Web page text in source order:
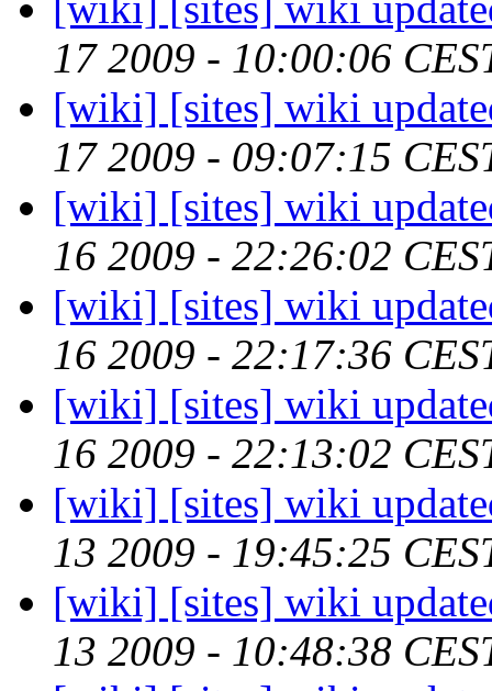
17 2009 - 10:00:06
[wiki] [sites] wiki
17 2009 - 09:07:15
[wiki] [sites] wiki
16 2009 - 22:26:02
[wiki] [sites] wiki
16 2009 - 22:17:36
[wiki] [sites] wiki
16 2009 - 22:13:02
[wiki] [sites] wiki
13 2009 - 19:45:25
[wiki] [sites] wiki
13 2009 - 10:48:38